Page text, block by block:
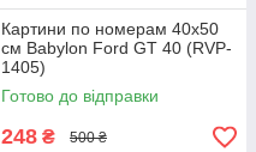
Картини по номерам 40х50
см Babylon Ford GT 40 (RVP-
1405)
Готово до відправки
248 ₴ 500 ₴